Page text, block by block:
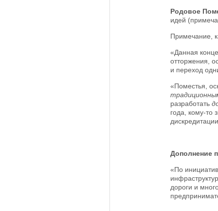
Родовое
идей
Примечание,
«Данная
отторжения,
и переход
«Поместья,
разработать
года, кому-то
Дополнение
«По
дороги и